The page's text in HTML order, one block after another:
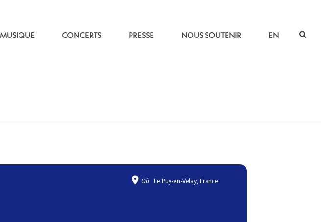
MUSIQUE CONCERTS PRESSE NOUS SOUTENIR EN
Où Le Puy-en-Velay, France